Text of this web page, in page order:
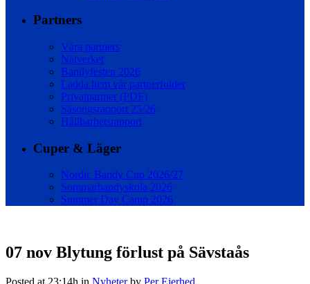
Partners
Våra partners
Nätverket
Bandyfesten 2026
Ladda hem vår partnerfolder
Privatpartner (PDF)
Säsongsrapport 25/26
Hållbarhetsrapport
Cuper & Läger
Nordic Bandy Cup 2026/27
Sommarbandyskola 2026
Summer Day Camp 2026
07 nov Blytung förlust på Sävstaås
Posted at 23:14h in Nyheter by Per Ejerhed